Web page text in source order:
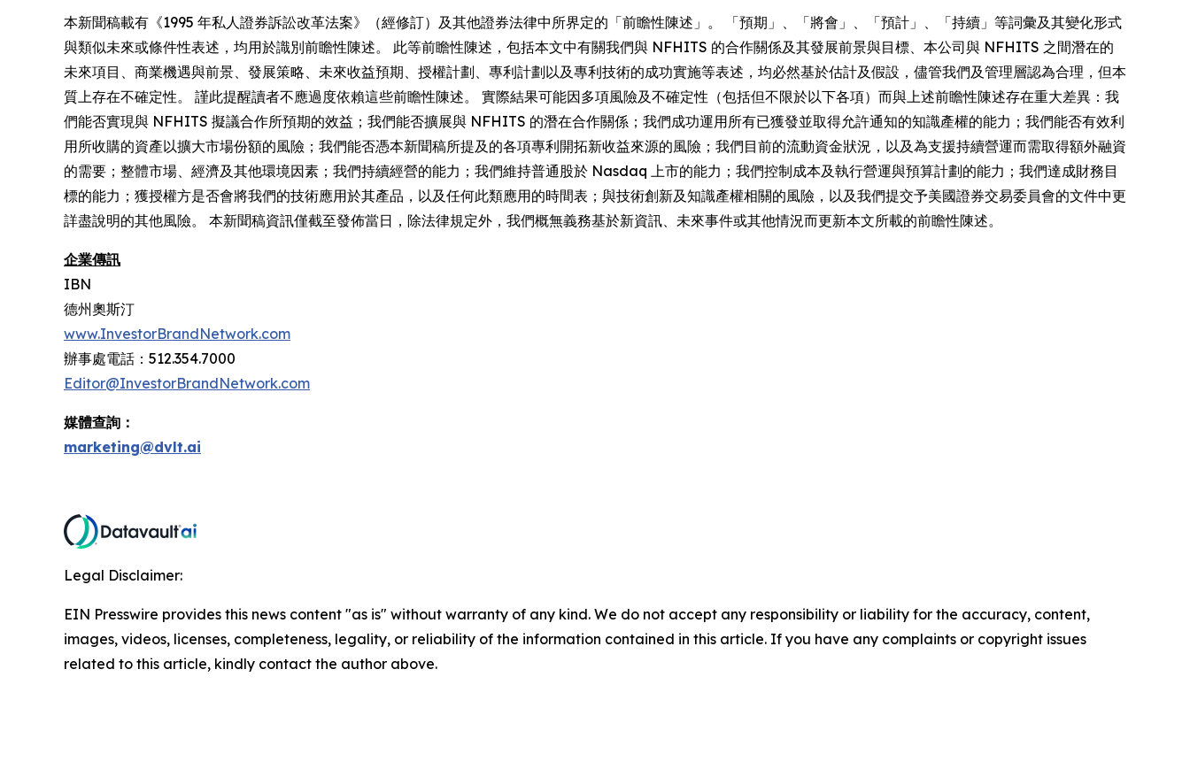
本新聞稿載有《1995 年私人證券訴訟改革法案》（經修訂）及其他證券法律中所界定的「前瞻性陳述」。 「預期」、「將會」、「預計」、「持續」等詞彙及其變化形式
與類似未來或條件性表述，均用於識別前瞻性陳述。 此等前瞻性陳述，包括本文中有關我們與 NFHITS 的合作關係及其發展前景與目標、本公司與 NFHITS 之間潛在的
未來項目、商業機遇與前景、發展策略、未來收益預期、授權計劃、專利計劃以及專利技術的成功實施等表述，均必然基於估計及假設，儘管我們及管理層認為合理，但本
質上存在不確定性。 謹此提醒讀者不應過度依賴這些前瞻性陳述。 實際結果可能因多項風險及不確定性（包括但不限於以下各項）而與上述前瞻性陳述存在重大差異：我
們能否實現與 NFHITS 擬議合作所預期的效益；我們能否擴展與 NFHITS 的潛在合作關係；我們成功運用所有已獲發並取得允許通知的知識產權的能力；我們能否有效利
用所收購的資產以擴大市場份額的風險；我們能否憑本新聞稿所提及的各項專利開拓新收益來源的風險；我們目前的流動資金狀況，以及為支援持續營運而需取得額外融資
的需要；整體市場、經濟及其他環境因素；我們持續經營的能力；我們維持普通股於 Nasdaq 上市的能力；我們控制成本及執行營運與預算計劃的能力；我們達成財務目
標的能力；獲授權方是否會將我們的技術應用於其產品，以及任何此類應用的時間表；與技術創新及知識產權相關的風險，以及我們提交予美國證券交易委員會的文件中更
詳盡說明的其他風險。 本新聞稿資訊僅截至發佈當日，除法律規定外，我們概無義務基於新資訊、未來事件或其他情況而更新本文所載的前瞻性陳述。
企業傳訊
IBN
德州奧斯汀
www.InvestorBrandNetwork.com
辦事處電話：512.354.7000
Editor@InvestorBrandNetwork.com
媒體查詢：
marketing@dvlt.ai
Legal Disclaimer:
EIN Presswire provides this news content "as is" without warranty of any kind. We do not accept any responsibility or liability for the accuracy, content,
images, videos, licenses, completeness, legality, or reliability of the information contained in this article. If you have any complaints or copyright issues
related to this article, kindly contact the author above.